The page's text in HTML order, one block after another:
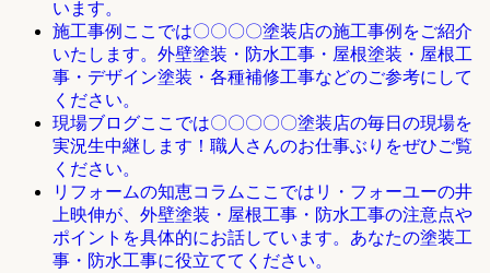
います。
施工事例 ここでは〇〇〇〇塗装店の施工事例をご紹介
いたします。外壁塗装・防水工事・屋根塗装・屋根工
事・デザイン塗装・各種補修工事などのご参考にして
ください。
現場ブログここでは〇〇〇〇〇塗装店の毎日の現場を
実況生中継します！職人さんのお仕事ぶりをぜひご覧
ください。
リフォームの知恵コラム ここではリ・フォーユーの井
上映伸が、外壁塗装・屋根工事・防水工事の注意点や
ポイントを具体的にお話しています。あなたの塗装工
事・防水工事に役立ててください。